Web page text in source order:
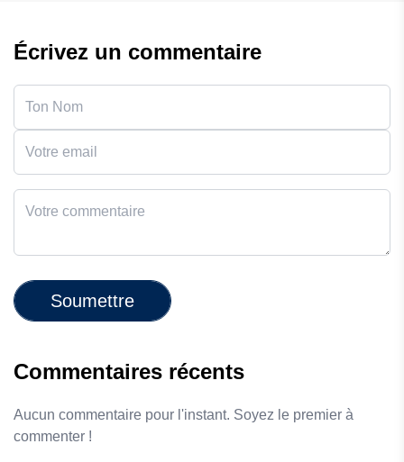
Écrivez un commentaire
Soumettre
Commentaires récents
Aucun commentaire pour l'instant. Soyez le premier à
commenter !